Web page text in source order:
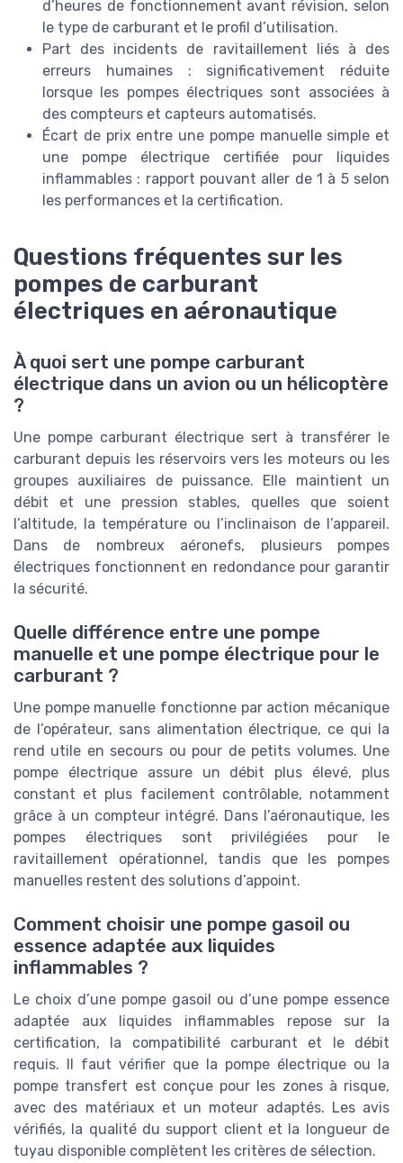
d’heures de fonctionnement avant révision, selon
le type de carburant et le profil d’utilisation.
Part des incidents de ravitaillement liés à des
erreurs humaines : significativement réduite
lorsque les pompes électriques sont associées à
des compteurs et capteurs automatisés.
Écart de prix entre une pompe manuelle simple et
une pompe électrique certifiée pour liquides
inflammables : rapport pouvant aller de 1 à 5 selon
les performances et la certification.
Questions fréquentes sur les
pompes de carburant
électriques en aéronautique
À quoi sert une pompe carburant
électrique dans un avion ou un hélicoptère
?
Une pompe carburant électrique sert à transférer le
carburant depuis les réservoirs vers les moteurs ou les
groupes auxiliaires de puissance. Elle maintient un
débit et une pression stables, quelles que soient
l’altitude, la température ou l’inclinaison de l’appareil.
Dans de nombreux aéronefs, plusieurs pompes
électriques fonctionnent en redondance pour garantir
la sécurité.
Quelle différence entre une pompe
manuelle et une pompe électrique pour le
carburant ?
Une pompe manuelle fonctionne par action mécanique
de l’opérateur, sans alimentation électrique, ce qui la
rend utile en secours ou pour de petits volumes. Une
pompe électrique assure un débit plus élevé, plus
constant et plus facilement contrôlable, notamment
grâce à un compteur intégré. Dans l’aéronautique, les
pompes électriques sont privilégiées pour le
ravitaillement opérationnel, tandis que les pompes
manuelles restent des solutions d’appoint.
Comment choisir une pompe gasoil ou
essence adaptée aux liquides
inflammables ?
Le choix d’une pompe gasoil ou d’une pompe essence
adaptée aux liquides inflammables repose sur la
certification, la compatibilité carburant et le débit
requis. Il faut vérifier que la pompe électrique ou la
pompe transfert est conçue pour les zones à risque,
avec des matériaux et un moteur adaptés. Les avis
vérifiés, la qualité du support client et la longueur de
tuyau disponible complètent les critères de sélection.